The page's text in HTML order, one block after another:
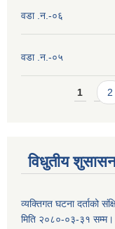
वडा .न.-०६
वडा .न.-०५
Pages1 2
विधुतीय
व्यक्तिगत घटना दर्ताको
मिति २०८०-०३-३१ सम्म।